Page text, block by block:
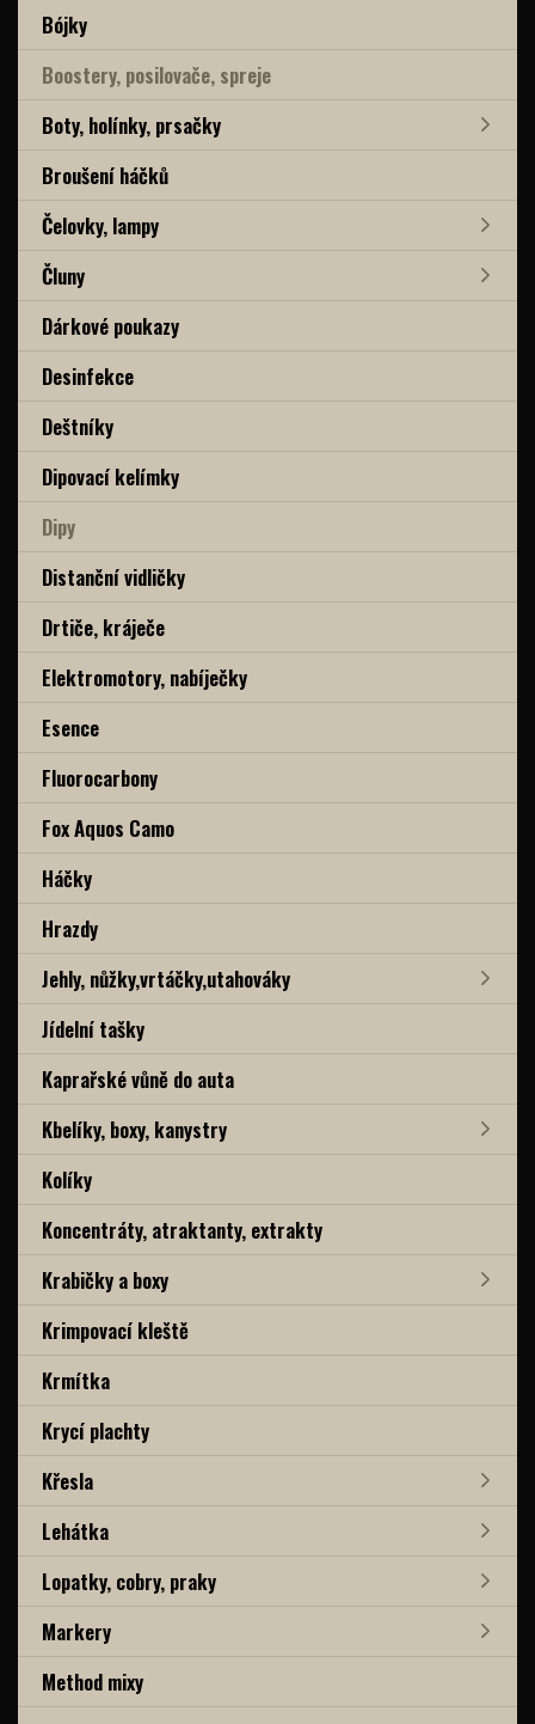
Bójky
Boostery, posilovače, spreje
Boty, holínky, prsačky
Broušení háčků
Čelovky, lampy
Čluny
Dárkové poukazy
Desinfekce
Deštníky
Dipovací kelímky
Dipy
Distanční vidličky
Drtiče, kráječe
Elektromotory, nabíječky
Esence
Fluorocarbony
Fox Aquos Camo
Háčky
Hrazdy
Jehly, nůžky,vrtáčky,utahováky
Jídelní tašky
Kaprařské vůně do auta
Kbelíky, boxy, kanystry
Kolíky
Koncentráty, atraktanty, extrakty
Krabičky a boxy
Krimpovací kleště
Krmítka
Krycí plachty
Křesla
Lehátka
Lopatky, cobry, praky
Markery
Method mixy